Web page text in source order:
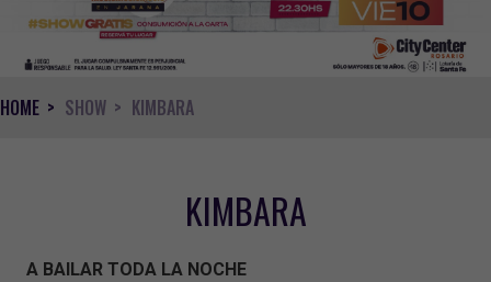
HOME SHOW KIMBARA
KIMBARA
A BAILAR TODA LA NOCHE